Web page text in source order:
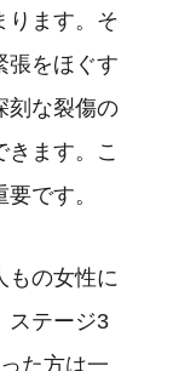
ります。そ
張をほぐす
刻な裂傷の
きます。こ
です。
もの女性に
ステージ3
た方は一